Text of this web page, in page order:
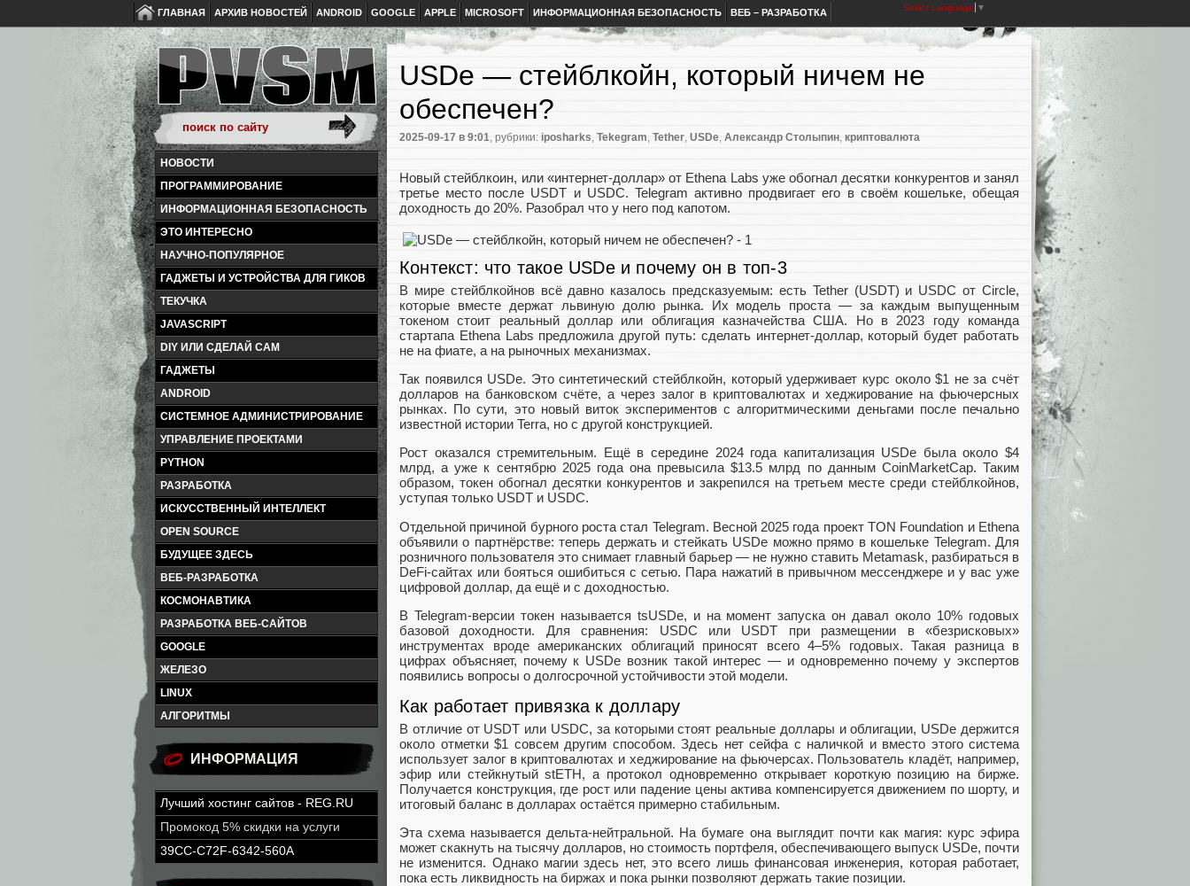
ГЛАВНАЯ АРХИВ НОВОСТЕЙ ANDROID GOOGLE APPLE MICROSOFT ИНФОРМАЦИОННАЯ БЕЗОПАСНОСТЬ ВЕБ – РАЗРАБОТКА Select Language ▼
НОВОСТИ
ПРОГРАММИРОВАНИЕ
ИНФОРМАЦИОННАЯ БЕЗОПАСНОСТЬ
ЭТО ИНТЕРЕСНО
НАУЧНО-ПОПУЛЯРНОЕ
ГАДЖЕТЫ И УСТРОЙСТВА ДЛЯ ГИКОВ
ТЕКУЧКА
JAVASCRIPT
DIY ИЛИ СДЕЛАЙ САМ
ГАДЖЕТЫ
ANDROID
СИСТЕМНОЕ АДМИНИСТРИРОВАНИЕ
УПРАВЛЕНИЕ ПРОЕКТАМИ
PYTHON
РАЗРАБОТКА
ИСКУССТВЕННЫЙ ИНТЕЛЛЕКТ
OPEN SOURCE
БУДУЩЕЕ ЗДЕСЬ
ВЕБ-РАЗРАБОТКА
КОСМОНАВТИКА
РАЗРАБОТКА ВЕБ-САЙТОВ
GOOGLE
ЖЕЛЕЗО
LINUX
АЛГОРИТМЫ
ИНФОРМАЦИЯ
Лучший хостинг сайтов - REG.RU
Промокод 5% скидки на услуги
39CC-C72F-6342-560A
USDe — стейблкойн, который ничем не
обеспечен?
2025-09-17 в 9:01, рубрики: iposharks, Tekegram, Tether, USDe, Александр Столыпин, криптовалюта
Новый стейблкоин, или «интернет-доллар» от Ethena Labs уже обогнал десятки конкурентов и занял
третье место после USDT и USDC. Telegram активно продвигает его в своём кошельке, обещая
доходность до 20%. Разобрал что у него под капотом.
Контекст: что такое USDe и почему он в топ-3
В мире стейблкойнов всё давно казалось предсказуемым: есть Tether (USDT) и USDC от Circle,
которые вместе держат львиную долю рынка. Их модель проста — за каждым выпущенным
токеном стоит реальный доллар или облигация казначейства США. Но в 2023 году команда
стартапа Ethena Labs предложила другой путь: сделать интернет-доллар, который будет работать
не на фиате, а на рыночных механизмах.
Так появился USDe. Это синтетический стейблкойн, который удерживает курс около $1 не за счёт
долларов на банковском счёте, а через залог в криптовалютах и хеджирование на фьючерсных
рынках. По сути, это новый виток экспериментов с алгоритмическими деньгами после печально
известной истории Terra, но с другой конструкцией.
Рост оказался стремительным. Ещё в середине 2024 года капитализация USDe была около $4
млрд, а уже к сентябрю 2025 года она превысила $13.5 млрд по данным CoinMarketCap. Таким
образом, токен обогнал десятки конкурентов и закрепился на третьем месте среди стейблкойнов,
уступая только USDT и USDC.
Отдельной причиной бурного роста стал Telegram. Весной 2025 года проект TON Foundation и Ethena
объявили о партнёрстве: теперь держать и стейкать USDe можно прямо в кошельке Telegram. Для
розничного пользователя это снимает главный барьер — не нужно ставить Metamask, разбираться в
DeFi-сайтах или бояться ошибиться с сетью. Пара нажатий в привычном мессенджере и у вас уже
цифровой доллар, да ещё и с доходностью.
В Telegram-версии токен называется tsUSDe, и на момент запуска он давал около 10% годовых
базовой доходности. Для сравнения: USDC или USDT при размещении в «безрисковых»
инструментах вроде американских облигаций приносят всего 4–5% годовых. Такая разница в
цифрах объясняет, почему к USDe возник такой интерес — и одновременно почему у экспертов
появились вопросы о долгосрочной устойчивости этой модели.
Как работает привязка к доллару
В отличие от USDT или USDC, за которыми стоят реальные доллары и облигации, USDe держится
около отметки $1 совсем другим способом. Здесь нет сейфа с наличкой и вместо этого система
использует залог в криптовалютах и хеджирование на фьючерсах. Пользователь кладёт, например,
эфир или стейкнутый stETH, а протокол одновременно открывает короткую позицию на бирже.
Получается конструкция, где рост или падение цены актива компенсируется движением по шорту, и
итоговый баланс в долларах остаётся примерно стабильным.
Эта схема называется дельта-нейтральной. На бумаге она выглядит почти как магия: курс эфира
может скакнуть на тысячу долларов, но стоимость портфеля, обеспечивающего выпуск USDe, почти
не изменится. Однако магии здесь нет, это всего лишь финансовая инженерия, которая работает,
пока есть ликвидность на биржах и пока рынки позволяют держать такие позиции.